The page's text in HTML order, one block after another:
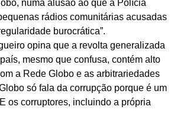
numa alusão ao que a Polícia
rádios comunitárias acusadas
burocrática”.
opina que a revolta generalizada
mesmo que confusa, contém alto
a Rede Globo e as arbitrariedades
só fala da corrupção porque é um
os corruptores, incluindo a própria